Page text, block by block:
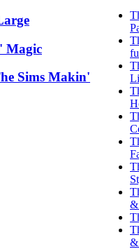
Magic
Sims Makin'
&
&